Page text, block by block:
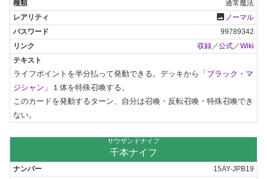
通常魔法
photo ノーマル
99789342
収録／公式／Wiki
ライフポイントを半分払って発動できる。デッキから「 ブラック・マ
ジシャン 」１体を特殊召喚する。
このカードを発動するターン、自分は召喚・反転召喚・特殊召喚でき
ない。
サウザンドナイフ
千本ナイフ
15AY-JPB19